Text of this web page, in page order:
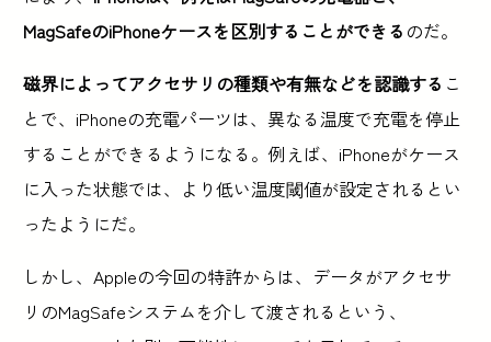
MagSafeのiPhoneケースを区別することができる のだ。
磁界によってアクセサリの種類や有無などを認識する こ
とで、iPhoneの充電パーツは、異なる温度で充電を停止
することができるようになる。例えば、iPhoneがケース
に入った状態では、より低い温度閾値が設定されるとい
ったようにだ。
しかし、Appleの今回の特許からは、データがアクセサ
リのMagSafeシステムを介して渡されるという、